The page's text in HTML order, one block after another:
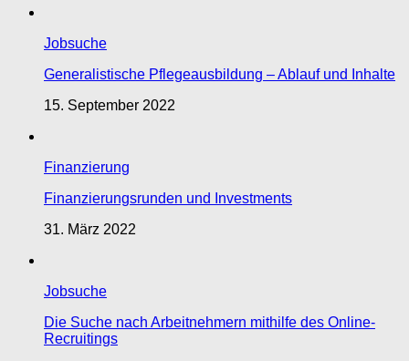
Jobsuche
Generalistische Pflegeausbildung – Ablauf und Inhalte
15. September 2022
Finanzierung
Finanzierungsrunden und Investments
31. März 2022
Jobsuche
Die Suche nach Arbeitnehmern mithilfe des Online-
Recruitings